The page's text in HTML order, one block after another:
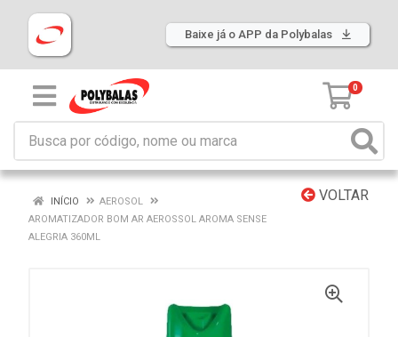
Baixe já o APP da Polybalas
0
VOLTAR
INÍCIO
AEROSOL
AROMATIZADOR BOM AR AEROSSOL AROMA SENSE
ALEGRIA 360ML